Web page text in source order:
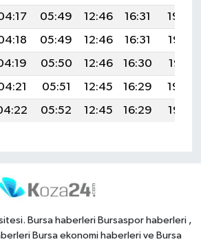
05:49 12:46 16:31
19:34
05:49 12:46 16:31
19:33
05:50 12:46 16:30
19:31
05:51 12:45 16:29
19:30
05:52 12:45 16:29 19:28
Bursa haberleri Bursaspor haberleri ,
Bursa ekonomi haberleri ve Bursa